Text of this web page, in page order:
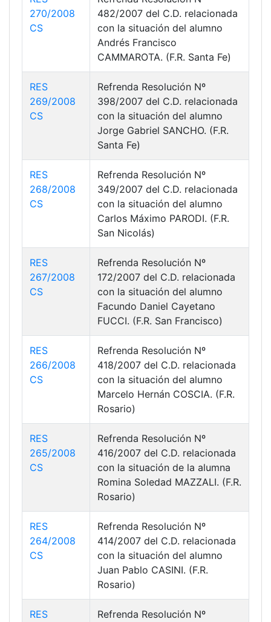
270/2008
CS
482/2007 del C.D. relacionada
con la situación del alumno
Andrés Francisco
CAMMAROTA. (F.R. Santa Fe)
RES
269/2008
CS
Refrenda Resolución Nº
398/2007 del C.D. relacionada
con la situación del alumno
Jorge Gabriel SANCHO. (F.R.
Santa Fe)
RES
268/2008
CS
Refrenda Resolución Nº
349/2007 del C.D. relacionada
con la situación del alumno
Carlos Máximo PARODI. (F.R.
San Nicolás)
RES
267/2008
CS
Refrenda Resolución Nº
172/2007 del C.D. relacionada
con la situación del alumno
Facundo Daniel Cayetano
FUCCI. (F.R. San Francisco)
RES
266/2008
CS
Refrenda Resolución Nº
418/2007 del C.D. relacionada
con la situación del alumno
Marcelo Hernán COSCIA. (F.R.
Rosario)
RES
265/2008
CS
Refrenda Resolución Nº
416/2007 del C.D. relacionada
con la situación de la alumna
Romina Soledad MAZZALI. (F.R.
Rosario)
RES
264/2008
CS
Refrenda Resolución Nº
414/2007 del C.D. relacionada
con la situación del alumno
Juan Pablo CASINI. (F.R.
Rosario)
RES
Refrenda Resolución Nº